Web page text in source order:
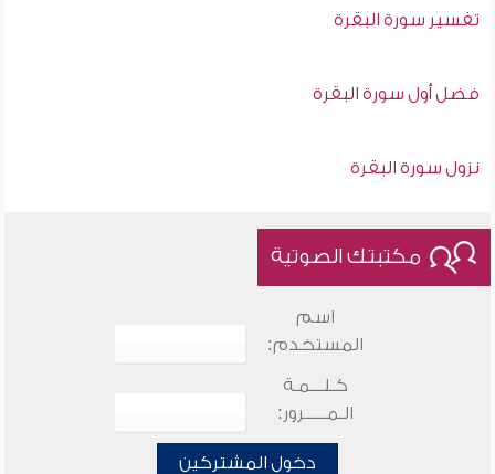
تفسير سورة البقرة
فضل أول سورة البقرة
نزول سورة البقرة
مكتبتك الصوتية
اسم
المستخدم:
كـلـــمـة
الـمـــــرور:
دخول المشتركين